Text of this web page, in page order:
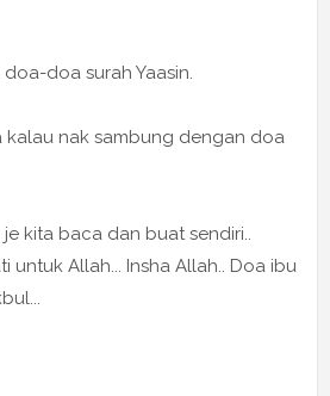
doa surah Yaasin.
kalau nak sambung dengan doa
je kita baca dan buat sendiri..
untuk Allah... Insha Allah.. Doa ibu